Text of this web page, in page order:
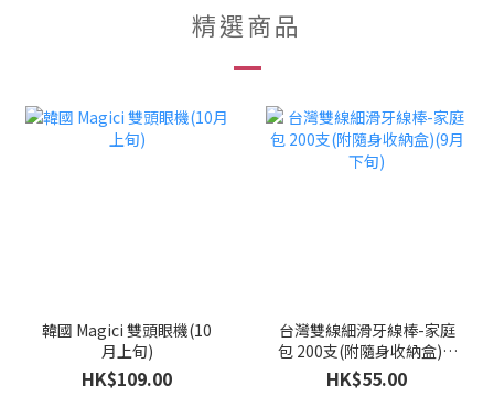
精選商品
韓國 Magici 雙頭眼機(10
月上旬)
HK$109.00
台灣雙線細滑牙線棒-家庭
包 200支(附隨身收納盒)(9
月下旬)
HK$55.00